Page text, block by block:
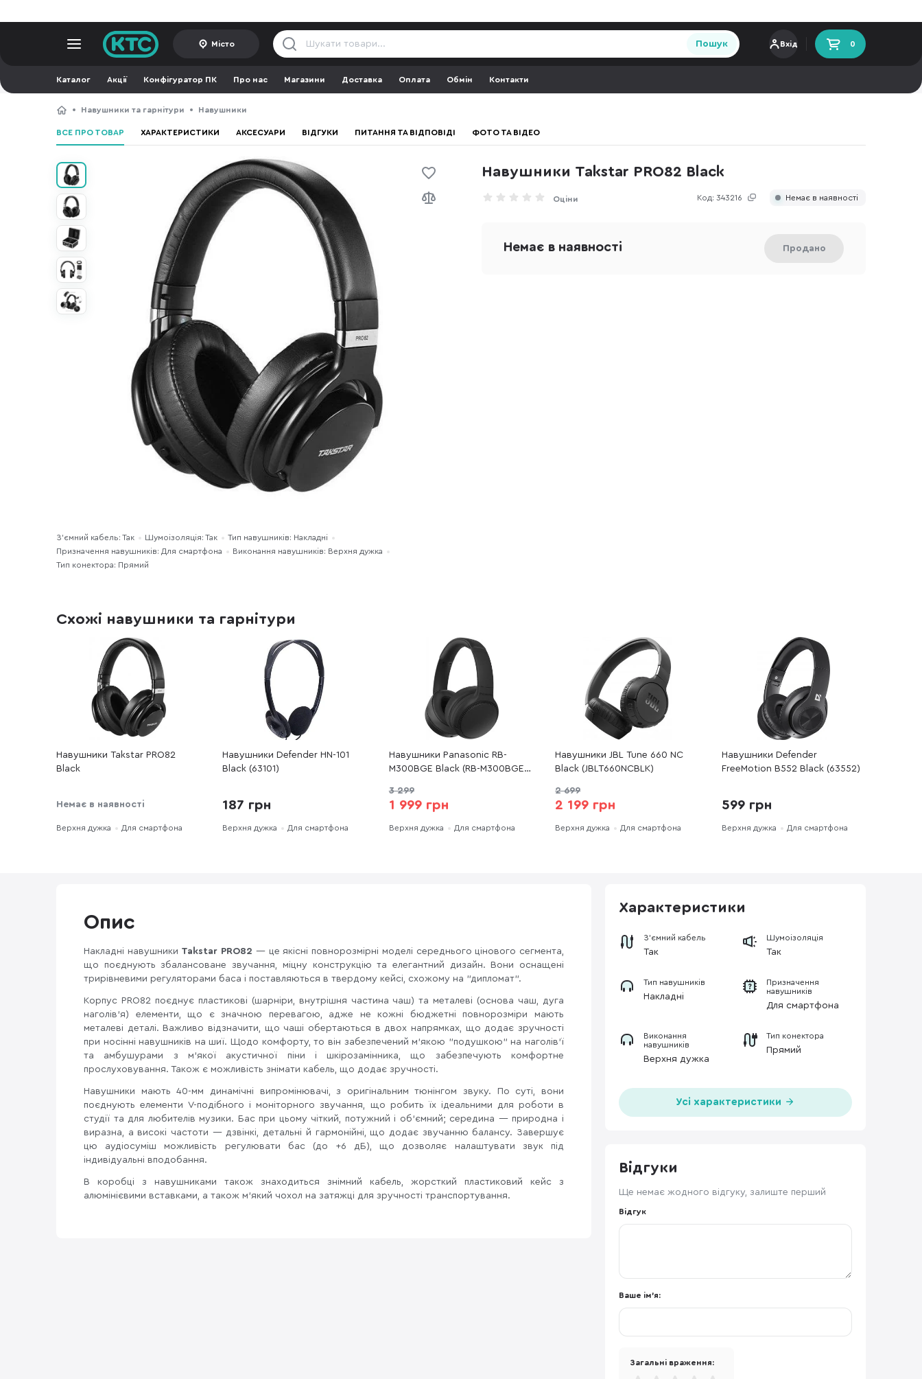
Місто Пошук Вхід 0
Каталог Акції Конфігуратор ПК Про нас Магазини Доставка Оплата Обмін Контакти
Навушники та гарнітури Навушники
ВСЕ ПРО ТОВАР ХАРАКТЕРИСТИКИ АКСЕСУАРИ ВІДГУКИ ПИТАННЯ ТА ВІДПОВІДІ ФОТО ТА ВІДЕО
Навушники Takstar PRO82 Black
Код: 343216
Оціни Немає в наявності
З'ємний кабель: Так Шумоізоляція: Так
Тип навушників: Накладні
Призначення навушників: Для смартфона
Виконання навушників: Верхня дужка
Тип конектора: Прямий
Немає в наявності Продано
Схожі навушники та гарнітури
Навушники Takstar PRO82
Black
Немає в наявності
Верхня дужка Для смартфона
Навушники Defender HN-101
Black (63101)
187 грн
Верхня дужка Для смартфона
Навушники Panasonic RB-
M300BGE Black (RB-M300BGE-
3 299
1 999 грн
Верхня дужка Для смартфона
Навушники JBL Tune 660 NC
Black (JBLT660NCBLK)
2 699
2 199 грн
Верхня дужка Для смартфона
Навушники Defender
FreeMotion B552 Black (63552)
599 грн
Верхня дужка Для смартфона
Опис
Накладні навушники Takstar PRO82 — це якісні повнорозмірні моделі середнього цінового сегмента,
що поєднують збалансоване звучання, міцну конструкцію та елегантний дизайн. Вони оснащені
трирівневими регуляторами баса і поставляються в твердому кейсі, схожому на "дипломат".
Корпус PRO82 поєднує пластикові (шарніри, внутрішня частина чаш) та металеві (основа чаш, дуга
наголів'я) елементи, що є значною перевагою, адже не кожні бюджетні повнорозміри мають
металеві деталі. Важливо відзначити, що чаші обертаються в двох напрямках, що додає зручності
при носінні навушників на шиї. Щодо комфорту, то він забезпечений м'якою "подушкою" на наголів'ї
та амбушурами з м'якої акустичної піни і шкірозамінника, що забезпечують комфортне
прослуховування. Також є можливість знімати кабель, що додає зручності.
Навушники мають 40-мм динамічні випромінювачі, з оригінальним тюнінгом звуку. По суті, вони
поєднують елементи V-подібного і моніторного звучання, що робить їх ідеальними для роботи в
студії та для любителів музики. Бас при цьому чіткий, потужний і об'ємний; середина — природна і
виразна, а високі частоти — дзвінкі, детальні й гармонійні, що додає звучанню балансу. Завершує
цю аудіосуміш можливість регулювати бас (до +6 дБ), що дозволяє налаштувати звук під
індивідуальні вподобання.
В коробці з навушниками також знаходиться знімний кабель, жорсткий пластиковий кейс з
алюмінієвими вставками, а також м’який чохол на затяжці для зручності транспортування.
Характеристики
З'ємний кабель
Так
Шумоізоляція
Так
Тип навушників
Накладні
Призначення
навушників
Для смартфона
Виконання
навушників
Верхня дужка
Тип конектора
Прямий
Усі характеристики
Відгуки
Ще немає жодного відгуку, залиште перший
Відгук
Ваше ім'я:
Загальні враження: